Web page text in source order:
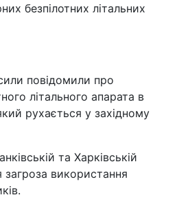
безпілотних літальних
повідомили про
літального апарата в
рухається у західному
та Харківській
загроза використання